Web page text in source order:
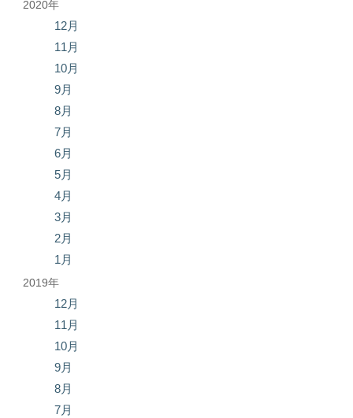
2020年
12月
11月
10月
9月
8月
7月
6月
5月
4月
3月
2月
1月
2019年
12月
11月
10月
9月
8月
7月